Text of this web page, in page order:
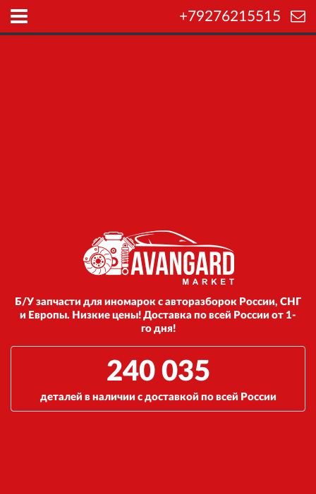
+79276215515
Б/У запчасти для иномарок с авторазборок России, СНГ
и Европы. Низкие цены! Доставка по всей России от 1-
го дня!
240 035
деталей в наличии с доставкой по всей России